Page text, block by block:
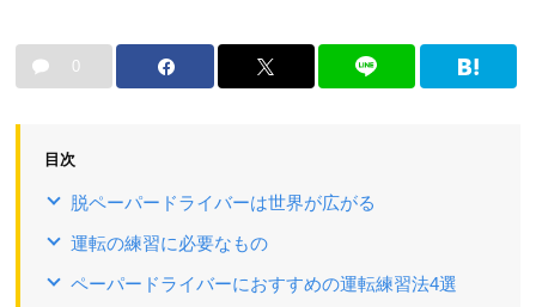
0
目次
脱ペーパードライバーは世界が広がる
運転の練習に必要なもの
ペーパードライバーにおすすめの運転練習法4選